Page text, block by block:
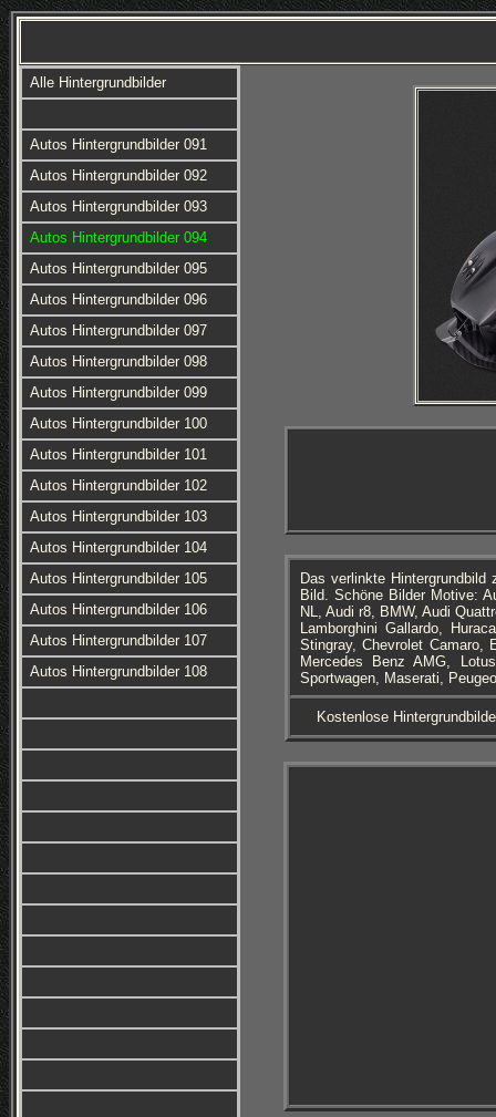
Alle Hintergrundbilder
Autos Hintergrundbilder 091
Autos Hintergrundbilder 092
Autos Hintergrundbilder 093
Autos Hintergrundbilder 094
Autos Hintergrundbilder 095
Autos Hintergrundbilder 096
Autos Hintergrundbilder 097
Autos Hintergrundbilder 098
Autos Hintergrundbilder 099
Autos Hintergrundbilder 100
Autos Hintergrundbilder 101
Autos Hintergrundbilder 102
Autos Hintergrundbilder 103
Autos Hintergrundbilder 104
Autos Hintergrundbilder 105
Autos Hintergrundbilder 106
Autos Hintergrundbilder 107
Autos Hintergrundbilder 108
Das verlinkte
Bild. Schöne Bilder Motive:
NL, Audi r8, BMW, Audi
Lamborghini Gallardo,
Stingray, Chevrolet Camaro,
Mercedes Benz AMG,
Sportwagen, Maserati,
Kostenlose